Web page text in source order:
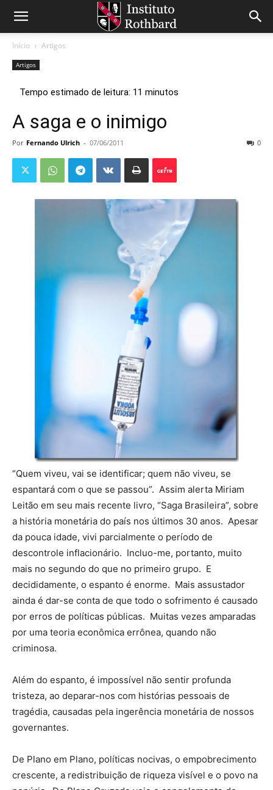
Início Artigos
Artigos
A saga e o inimigo
Por Fernando Ulrich - 07/06/2011 0
“Quem viveu, vai se identificar; quem não viveu, se
espantará com o que se passou”. Assim alerta Miriam
Leitão em seu mais recente livro, “Saga Brasileira”, sobre
a história monetária do país nos últimos 30 anos. Apesar
da pouca idade, vivi parcialmente o período de
descontrole inflacionário. Incluo-me, portanto, muito
mais no segundo do que no primeiro grupo. E
decididamente, o espanto é enorme. Mais assustador
ainda é dar-se conta de que todo o sofrimento é causado
por erros de políticas públicas. Muitas vezes amparadas
por uma teoria econômica errônea, quando não
criminosa.
Além do espanto, é impossível não sentir profunda
tristeza, ao deparar-nos com histórias pessoais de
tragédia, causadas pela ingerência monetária de nossos
governantes.
De Plano em Plano, políticas nocivas, o empobrecimento
crescente, a redistribuição de riqueza visível e o povo na